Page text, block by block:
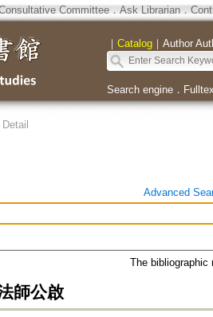
Committee． Ask Librarian．
｜ Catalog｜ Author
Search engine．
Advanced
The bibliographic
師公啟